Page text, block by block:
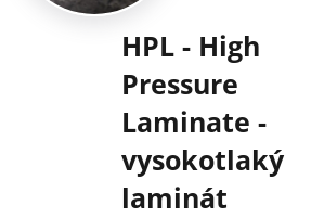
HPL - High
Pressure
Laminate -
vysokotlaký
laminát